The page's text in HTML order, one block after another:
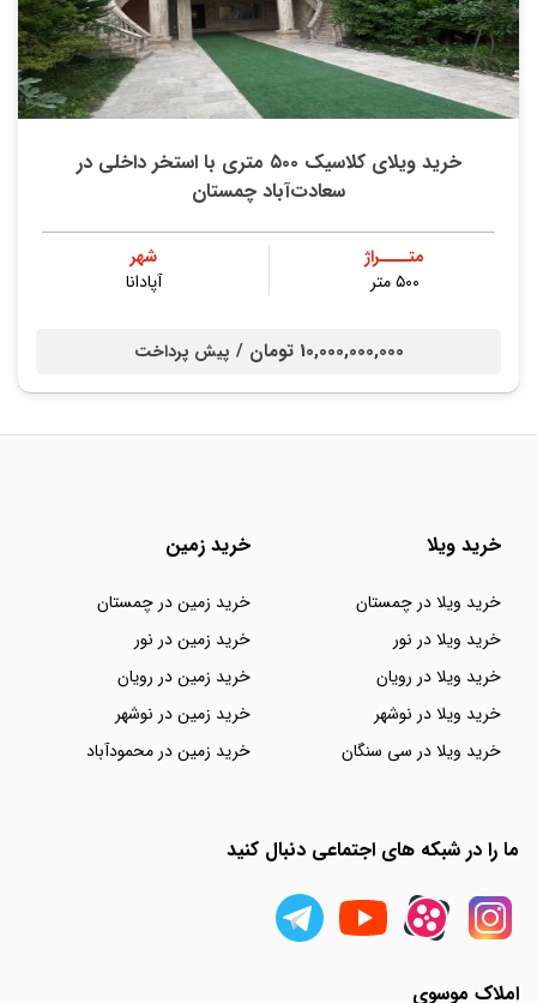
خرید ویلای کلاسیک ۵۰۰ متری با استخر داخلی در
سعادت‌آباد چمستان
متــــراژ
۵۰۰ متر
شهر
آپادانا
10,000,000,000 تومان / پیش پرداخت
خرید ویلا
خرید ویلا در چمستان
خرید ویلا در نور
خرید ویلا در رویان
خرید ویلا در نوشهر
خرید ویلا در سی سنگان
خرید زمین
خرید زمین در چمستان
خرید زمین در نور
خرید زمین در رویان
خرید زمین در نوشهر
خرید زمین در محمودآباد
ما را در شبکه های اجتماعی دنبال کنید
املاک موسوی